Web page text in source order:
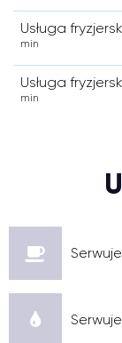
Usługa
min
Usługa
min